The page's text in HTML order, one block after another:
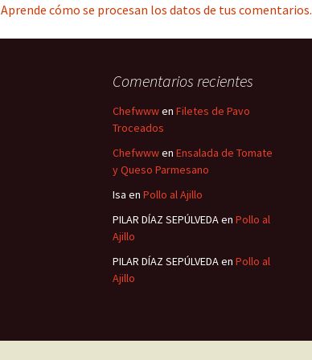
Aprende cómo se procesan los datos de tus comentarios.
Comentarios recientes
Chefwwwen Filetes de Pavo
Troceados
Chefwwwen Ensalada de Tomate
y Queso Parmesano
Isa en Pollo al Ajillo
PILAR DÍAZ SEPÚLVEDAen Pollo al
Ajillo
PILAR DÍAZ SEPÚLVEDAen Pollo al
Ajillo